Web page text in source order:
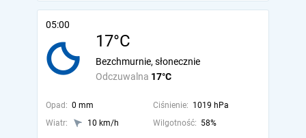
05:00
17°C
Odczuwalna 17°C
Bezchmurnie, słonecznie
Opad: 0 mm Ciśnienie: 1019 hPa
Wiatr:
10 km/h Wilgotność: 58%